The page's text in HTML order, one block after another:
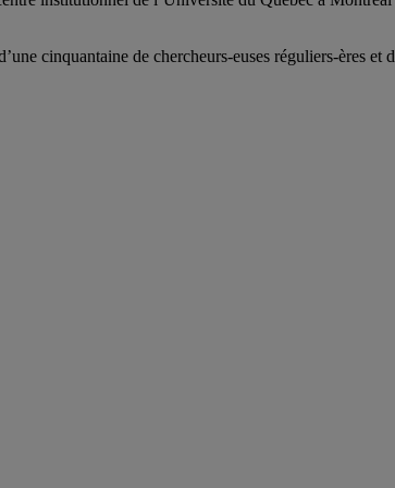
une cinquantaine de chercheurs-euses réguliers-ères et